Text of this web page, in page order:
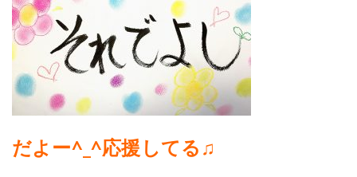
だよー^_^応援してる♫